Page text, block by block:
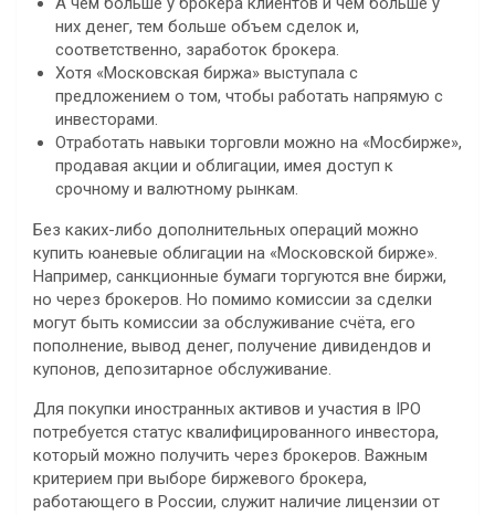
них денег, тем больше объем сделок и,
соответственно, заработок брокера.
Хотя «Московская биржа» выступала с
предложением о том, чтобы работать напрямую с
инвесторами.
Отработать навыки торговли можно на «Мосбирже»,
продавая акции и облигации, имея доступ к
срочному и валютному рынкам.
Без каких-либо дополнительных операций можно
купить юаневые облигации на «Московской бирже».
Например, санкционные бумаги торгуются вне биржи,
но через брокеров. Но помимо комиссии за сделки
могут быть комиссии за обслуживание счёта, его
пополнение, вывод денег, получение дивидендов и
купонов, депозитарное обслуживание.
Для покупки иностранных активов и участия в IPO
потребуется статус квалифицированного инвестора,
который можно получить через брокеров. Важным
критерием при выборе биржевого брокера,
работающего в России, служит наличие лицензии от